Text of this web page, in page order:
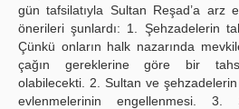
gün tafsilatıyla Sultan Reşad’a arz
önerileri şunlardı: 1. Şehzadelerin
Çünkü onların halk nazarında
çağın gereklerine göre bir
olabilecekti. 2. Sultan ve
evlenmelerinin engellenmesi. 3.